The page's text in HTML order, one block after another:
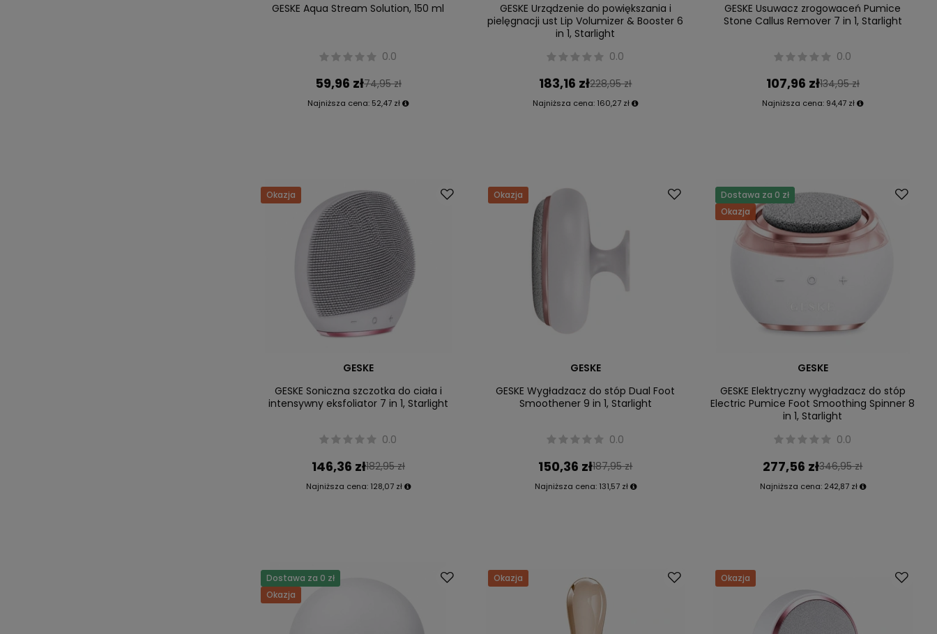
GESKE Aqua Stream Solution, 150 ml
0.0
59,96 zł74,95 zł
Najniższa cena: 52,47 zł
GESKE Urządzenie do powiększania i
pielęgnacji ust Lip Volumizer & Booster 6
in 1, Starlight
0.0
183,16 zł228,95 zł
Najniższa cena: 160,27 zł
GESKE Usuwacz zrogowaceń Pumice
Stone Callus Remover 7 in 1, Starlight
0.0
107,96 zł134,95 zł
Najniższa cena: 94,47 zł
Okazja
GESKE
GESKE Soniczna szczotka do ciała i
intensywny eksfoliator 7 in 1, Starlight
0.0
146,36 zł182,95 zł
Najniższa cena: 128,07 zł
Okazja
GESKE
GESKE Wygładzacz do stóp Dual Foot
Smoothener 9 in 1, Starlight
0.0
150,36 zł187,95 zł
Najniższa cena: 131,57 zł
Dostawa za 0 zł
Okazja
GESKE
GESKE Elektryczny wygładzacz do stóp
Electric Pumice Foot Smoothing Spinner 8
in 1, Starlight
0.0
277,56 zł346,95 zł
Najniższa cena: 242,87 zł
Dostawa za 0 zł
Okazja
Okazja Okazja